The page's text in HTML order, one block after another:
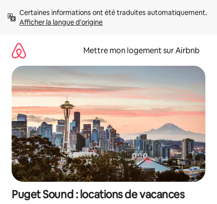
directement
Afficher la langue d'origine
Mettre mon logement sur Airbnb
Puget Sound : locations de vacances